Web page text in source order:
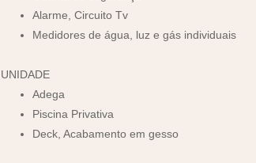
Alarme, Circuito Tv
Medidores de água, luz e gás individuais
UNIDADE
Adega
Piscina Privativa
Deck, Acabamento em gesso